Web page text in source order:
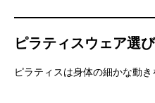
ピラティスウェア選
ピラティスは身体の細かな動き